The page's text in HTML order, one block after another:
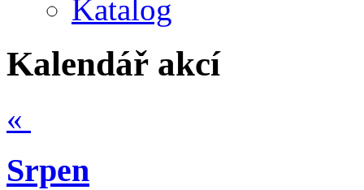
Katalog
Kalendář akcí
«
Srpen